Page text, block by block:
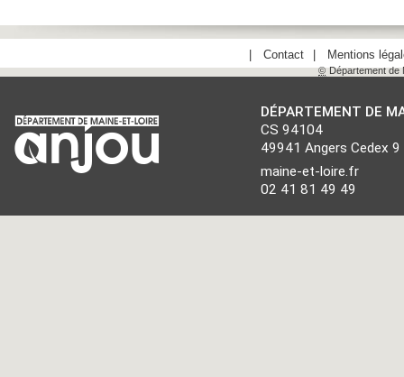
Contact Mentions
©Département de
DÉPARTEMENT DE
CS 94104
49941 Angers Cedex 9
maine-et-loire.fr
02 41 81 49 49